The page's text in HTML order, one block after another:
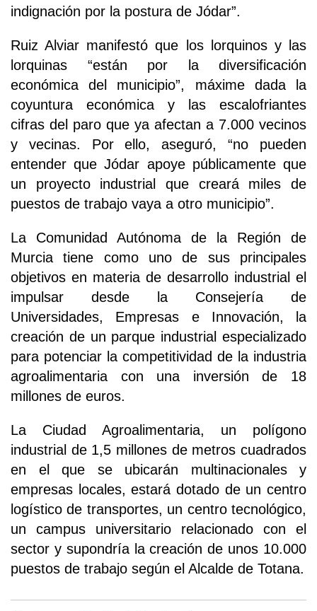
indignación por la postura de Jódar”.
Ruiz Alviar manifestó que los lorquinos y las
lorquinas “están por la diversificación
económica del municipio”, máxime dada la
coyuntura económica y las escalofriantes
cifras del paro que ya afectan a 7.000 vecinos
y vecinas. Por ello, aseguró, “no pueden
entender que Jódar apoye públicamente que
un proyecto industrial que creará miles de
puestos de trabajo vaya a otro municipio”.
La Comunidad Autónoma de la Región de
Murcia tiene como uno de sus principales
objetivos en materia de desarrollo industrial el
impulsar desde la Consejería de
Universidades, Empresas e Innovación, la
creación de un parque industrial especializado
para potenciar la competitividad de la industria
agroalimentaria con una inversión de 18
millones de euros.
La Ciudad Agroalimentaria, un polígono
industrial de 1,5 millones de metros cuadrados
en el que se ubicarán multinacionales y
empresas locales, estará dotado de un centro
logístico de transportes, un centro tecnológico,
un campus universitario relacionado con el
sector y supondría la creación de unos 10.000
puestos de trabajo según el Alcalde de Totana.